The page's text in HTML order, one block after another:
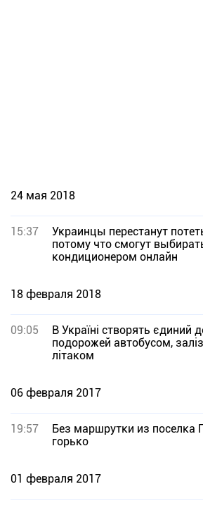
24 мая 2018
15:37
Украинцы перестанут
потому что смогут
кондиционером онлайн
18 февраля 2018
09:05
В Україні створять єдиний
подорожей автобусом,
літаком
06 февраля 2017
19:57
Без маршрутки из поселка
горько
01 февраля 2017